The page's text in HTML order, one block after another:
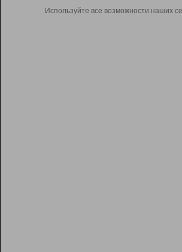
Используйте все возможности наших